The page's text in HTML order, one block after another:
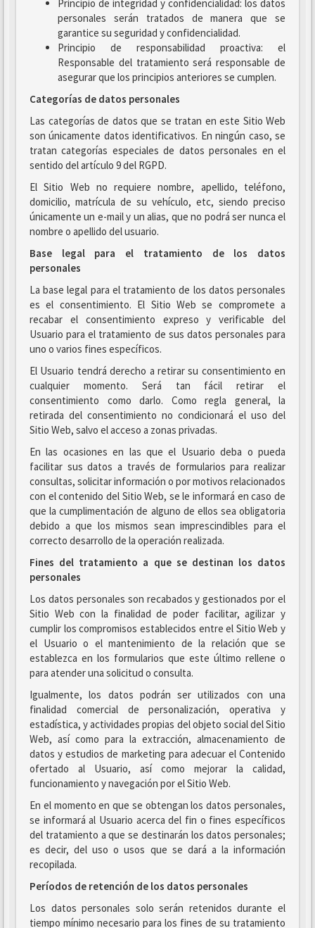
Principio de integridad y confidencialidad: los datos
personales serán tratados de manera que se
garantice su seguridad y confidencialidad.
Principio de responsabilidad proactiva: el
Responsable del tratamiento será responsable de
asegurar que los principios anteriores se cumplen.
Categorías de datos personales
Las categorías de datos que se tratan en este Sitio Web
son únicamente datos identificativos. En ningún caso, se
tratan categorías especiales de datos personales en el
sentido del artículo 9 del RGPD.
El Sitio Web no requiere nombre, apellido, teléfono,
domicilio, matrícula de su vehículo, etc, siendo preciso
únicamente un e-mail y un alias, que no podrá ser nunca el
nombre o apellido del usuario.
Base legal para el tratamiento de los datos
personales
La base legal para el tratamiento de los datos personales
es el consentimiento. El Sitio Web se compromete a
recabar el consentimiento expreso y verificable del
Usuario para el tratamiento de sus datos personales para
uno o varios fines específicos.
El Usuario tendrá derecho a retirar su consentimiento en
cualquier momento. Será tan fácil retirar el
consentimiento como darlo. Como regla general, la
retirada del consentimiento no condicionará el uso del
Sitio Web, salvo el acceso a zonas privadas.
En las ocasiones en las que el Usuario deba o pueda
facilitar sus datos a través de formularios para realizar
consultas, solicitar información o por motivos relacionados
con el contenido del Sitio Web, se le informará en caso de
que la cumplimentación de alguno de ellos sea obligatoria
debido a que los mismos sean imprescindibles para el
correcto desarrollo de la operación realizada.
Fines del tratamiento a que se destinan los datos
personales
Los datos personales son recabados y gestionados por el
Sitio Web con la finalidad de poder facilitar, agilizar y
cumplir los compromisos establecidos entre el Sitio Web y
el Usuario o el mantenimiento de la relación que se
establezca en los formularios que este último rellene o
para atender una solicitud o consulta.
Igualmente, los datos podrán ser utilizados con una
finalidad comercial de personalización, operativa y
estadística, y actividades propias del objeto social del Sitio
Web, así como para la extracción, almacenamiento de
datos y estudios de marketing para adecuar el Contenido
ofertado al Usuario, así como mejorar la calidad,
funcionamiento y navegación por el Sitio Web.
En el momento en que se obtengan los datos personales,
se informará al Usuario acerca del fin o fines específicos
del tratamiento a que se destinarán los datos personales;
es decir, del uso o usos que se dará a la información
recopilada.
Períodos de retención de los datos personales
Los datos personales solo serán retenidos durante el
tiempo mínimo necesario para los fines de su tratamiento